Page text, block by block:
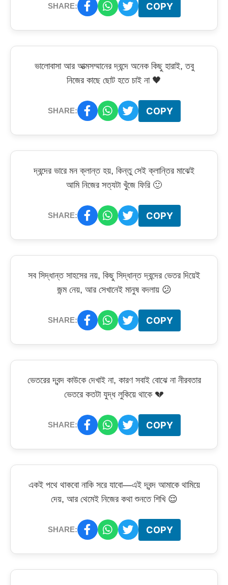
SHARE: COPY
ভালোবাসা আর আত্মসম্মানের দ্বন্দে অনেক কিছু হারাই, তবু
নিজের কাছে ছোট হতে চাই না 🖤
SHARE: COPY
দ্বন্দের ভারে মন ক্লান্ত হয়, কিন্তু সেই ক্লান্তির মাঝেই
আমি নিজের সত্যটা খুঁজে ফিরি 🙂
SHARE: COPY
সব সিদ্ধান্ত সাহসের নয়, কিছু সিদ্ধান্ত দ্বন্দের ভেতর দিয়েই
জন্ম নেয়, আর সেখানেই মানুষ বদলায় 😕
SHARE: COPY
ভেতরের দ্বন্দ কাউকে দেখাই না, কারণ সবাই বোঝে না নীরবতার
ভেতরে কতটা যুদ্ধ লুকিয়ে থাকে 💔
SHARE: COPY
একই পথে থাকবো নাকি সরে যাবো—এই দ্বন্দ আমাকে থামিয়ে
দেয়, আর থেমেই নিজের কথা শুনতে শিখি 😌
SHARE: COPY